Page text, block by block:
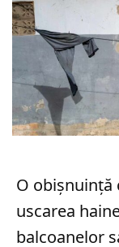
O obișnuință
uscarea
balcoanelor